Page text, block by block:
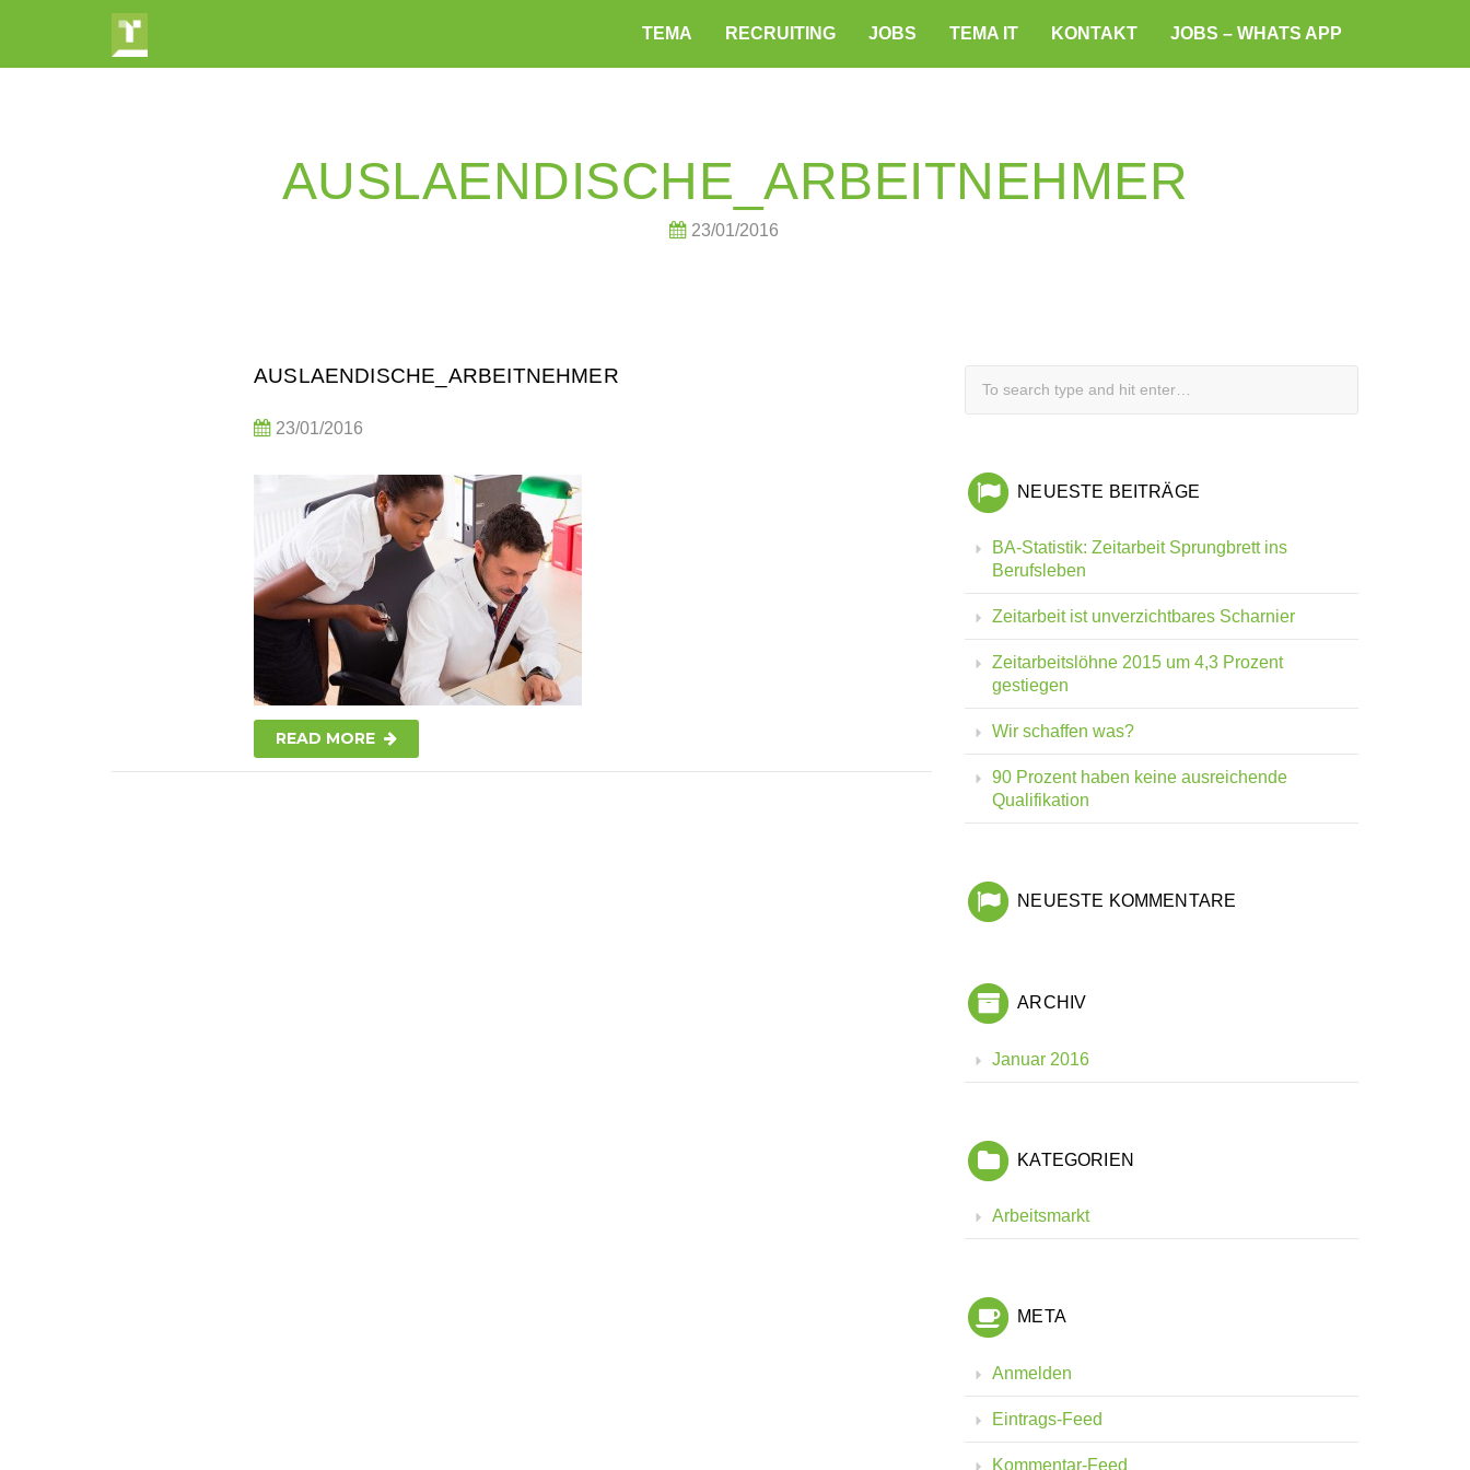
TEMA RECRUITING JOBS TEMA IT KONTAKT JOBS – WHATS APP
AUSLAENDISCHE_ARBEITNEHMER
23/01/2016
AUSLAENDISCHE_ARBEITNEHMER
23/01/2016
READ MORE
NEUESTE BEITRÄGE
BA-Statistik: Zeitarbeit Sprungbrett ins
Berufsleben
Zeitarbeit ist unverzichtbares Scharnier
Zeitarbeitslöhne 2015 um 4,3 Prozent
gestiegen
Wir schaffen was?
90 Prozent haben keine ausreichende
Qualifikation
NEUESTE KOMMENTARE
ARCHIV
Januar 2016
KATEGORIEN
Arbeitsmarkt
META
Anmelden
Eintrags-Feed
Kommentar-Feed